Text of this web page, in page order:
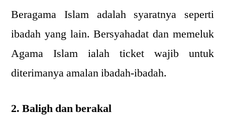
Beragama Islam adalah syaratnya seperti
ibadah yang lain. Bersyahadat dan memeluk
Agama Islam ialah ticket wajib untuk
diterimanya amalan ibadah-ibadah.
2. Baligh dan berakal